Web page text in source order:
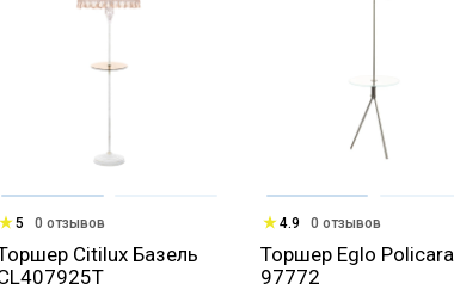
5 0 отзывов
Citilux Базель
4.9 0 отзывов
Торшер Eglo Policara
97772